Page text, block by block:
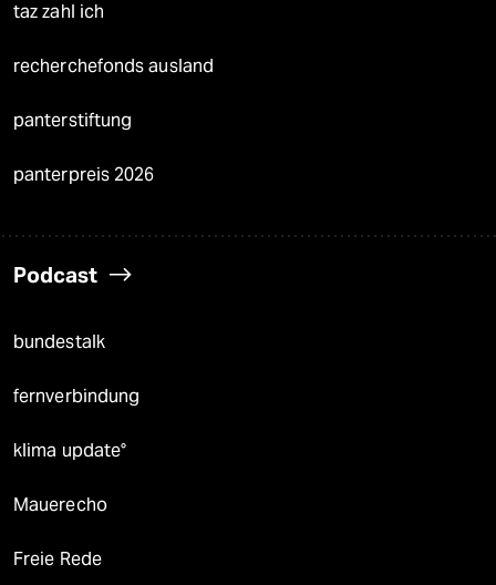
taz zahl ich
recherchefonds ausland
panterstiftung
panterpreis 2026
Podcast
bundestalk
fernverbindung
klima update°
Mauerecho
Freie Rede